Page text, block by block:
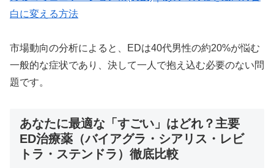
白に変える方法
市場動向の分析によると、EDは40代男性の約20%が悩む
一般的な症状であり、決して一人で抱え込む必要のない問
題です。
あなたに最適な「すごい」はどれ？主要
ED治療薬（バイアグラ・シアリス・レビ
トラ・ステンドラ）徹底比較